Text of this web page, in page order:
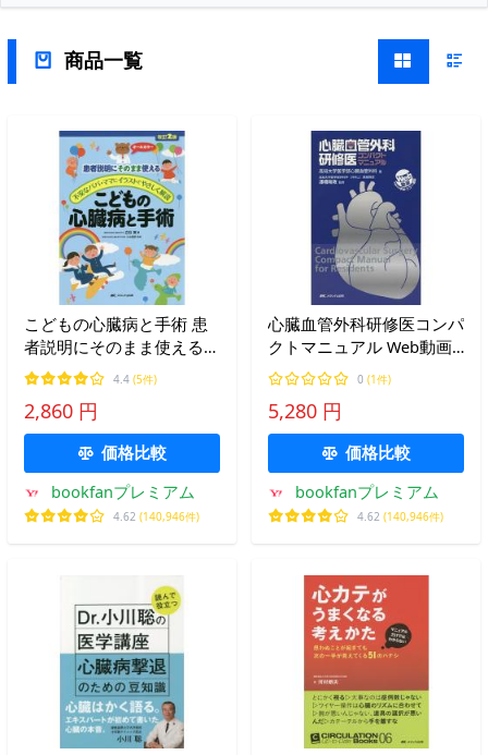
商品一覧
こどもの心臓病と手術 患
者説明にそのまま使える
不安なパパ・ママにイラス
トでやさしく解説 オール
カラー/立石実/小出昌秋
4.4 (5件)
2,860 円
価格比較
bookfanプレミアム
4.62 (140,946件)
心臓血管外科研修医コンパ
クトマニュアル Web動画
で見られる!手術手技・心
エコー・心血管造影/高知
大学医学部心臓血管外科/
渡橋和政
0 (1件)
5,280 円
価格比較
bookfanプレミアム
4.62 (140,946件)